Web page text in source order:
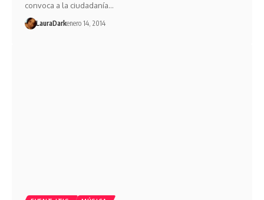
convoca a la ciudadanía…
LauraDarkenero 14, 2014